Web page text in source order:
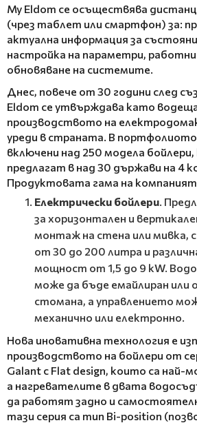
My Eldom се осъществява
(чрез таблет или смартфон) за:
актуална информация за
настройка на параметри,
обновяване на системите.
Днес, повече от 30 години след
Eldom се утвърждава като
производството на
уреди в страната. В
включени над 250 модела
предлагат в над 30 държави на 4
Продуктовата гама на
Електрически бойлери.
за хоризонтален и
монтаж на стена или мивка,
от 30 до 200 литра и
мощност от 1,5 до 9 kW.
може да бъде емайлиран или
стомана, а управлението
механично или електронно.
Нова иновативна технология е
производството на бойлери от
Gаlаnt с Flаt design, които са най-
а нагревателите в двата
да работят задно и
тази серия са тип Bi-position